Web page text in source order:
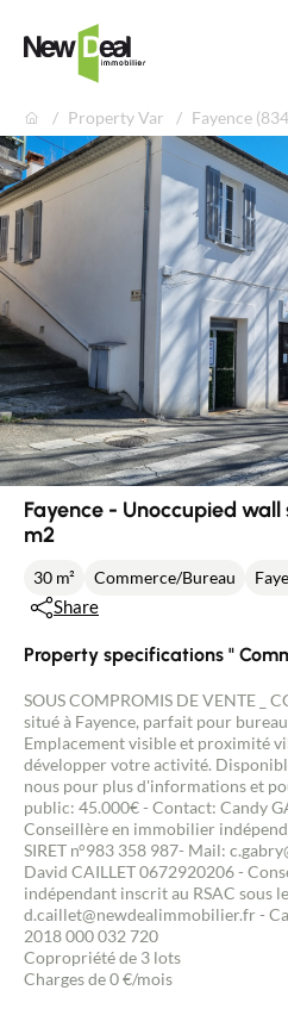
Property Var Fayence
Fayence - Unoccupied
m2
30 m² Commerce/Bureau
Share
Property specifications "
SOUS COMPROMIS DE VENTE _
situé à Fayence, parfait pour
Emplacement visible et proximité
développer votre activité.
nous pour plus d'informations et
public: 45.000€ - Contact: Candy
Conseillère en immobilier
SIRET n°983 358 987- Mail:
David CAILLET 0672920206 -
indépendant inscrit au RSAC sous
d.caillet@newdealimmobilier.fr -
2018 000 032 720
Copropriété de 3 lots
Charges de 0 €/mois